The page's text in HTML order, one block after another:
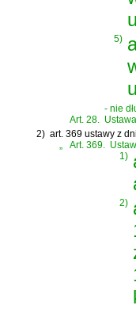
5)
- nie
Art. 28.
2) art. 369 ustawy z
Art. 369.
1)
2)